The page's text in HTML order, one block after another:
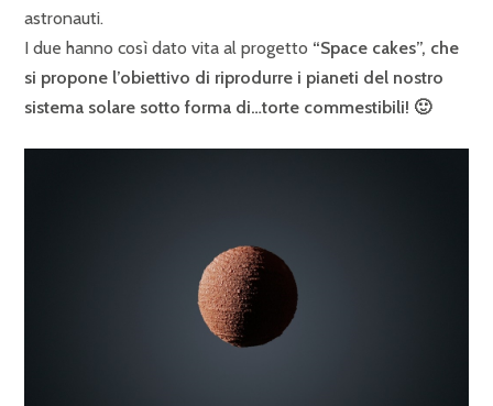
astronauti.
I due hanno così dato vita al progetto “Space cakes”, che
si propone l’obiettivo di riprodurre i pianeti del nostro
sistema solare sotto forma di…torte commestibili! 🙂